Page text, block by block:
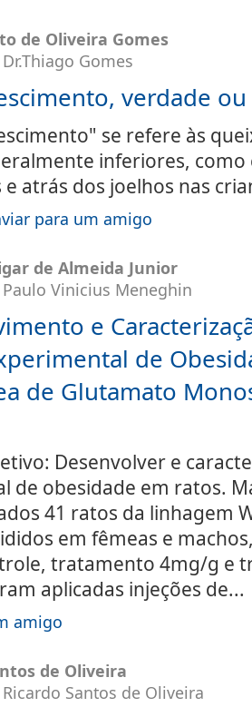
de Oliveira Gomes
Gomes
verdade
se refere às
inferiores, como
e atrás dos joelhos nas
para um amigo
de Almeida Junior
Vinicius Meneghin
e
de
de Glutamato
Desenvolver e
de obesidade em ratos.
41 ratos da linhagem
em fêmeas e
tratamento 4mg/g e
aplicadas injeções
amigo
de Oliveira
Santos de Oliveira